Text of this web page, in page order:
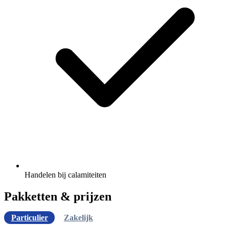
Handelen bij calamiteiten
Pakketten & prijzen
Particulier
Zakelijk